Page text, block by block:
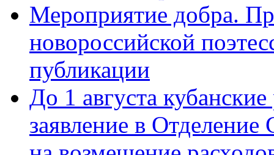
Мероприятие добра.
новороссийской
публикации
До 1 августа
заявление в